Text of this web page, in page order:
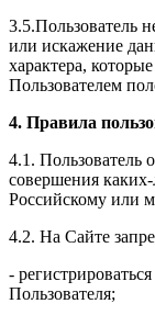
3.5.Пользователь
или искажение
характера,
Пользователем
4. Правила
4.1. Пользователь
совершения
Российскому или
4.2. На Сайте
-
Пользователя;